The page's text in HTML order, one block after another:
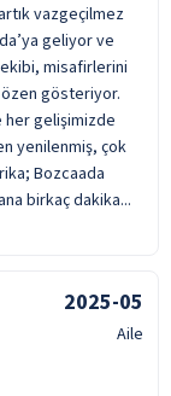
vazgeçilmez
geliyor ve
misafirlerini
gösteriyor.
gelişimizde
yenilenmiş, çok
Bozcaada
birkaç dakika...
2025-05
Aile